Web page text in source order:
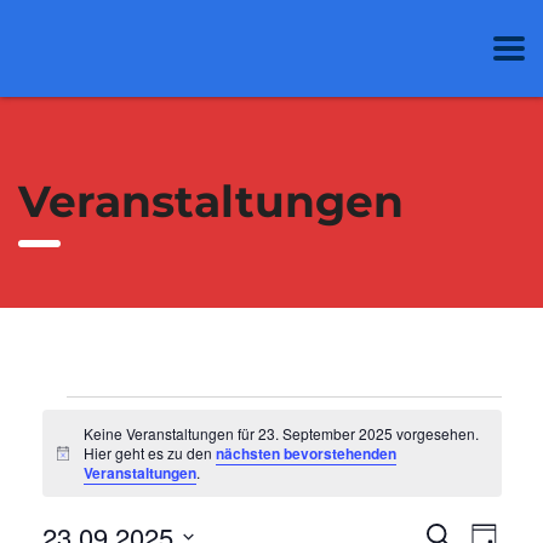
Veranstaltungen
Veranstaltungen
Hinweis
Keine Veranstaltungen für 23. September 2025 vorgesehen.
Hier geht es zu dennächsten bevorstehenden
Veranstaltungen.
Suche